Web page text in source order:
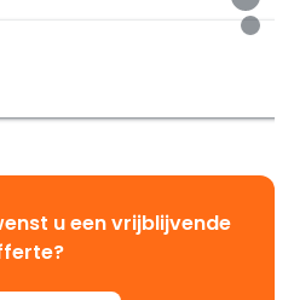
u een vrijblijvende